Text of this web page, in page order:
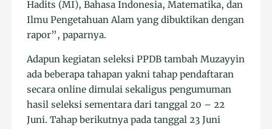
Hadits (MI), Bahasa Indonesia, Matematika, dan
Ilmu Pengetahuan Alam yang dibuktikan dengan
rapor”, paparnya.
Adapun kegiatan seleksi PPDB tambah Muzayyin
ada beberapa tahapan yakni tahap pendaftaran
secara online dimulai sekaligus pengumuman
hasil seleksi sementara dari tanggal 20 – 22
Juni. Tahap berikutnya pada tanggal 23 Juni